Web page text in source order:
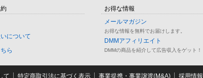
について
ら
お得な情報
メールマガジン
お得な情報を無料でお届けします。
DMMアフィリエイト
DMMの商品を紹介して広告収入をゲット！
て 特定商取引法に基づく表示 事業提携・事業譲渡(M&A) 採用情報